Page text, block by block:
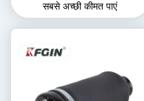
एयर स्प्रिंग
सबसे अच्छी कीमत पाएं